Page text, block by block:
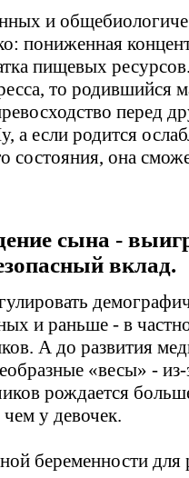
и
пониженная
пищевых
то родившийся
перед
если родится
состояния, она
сына -
вклад.
и раньше - в
А до развития
«весы» -
рождается
у девочек.
беременности для